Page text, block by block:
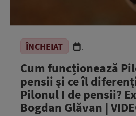
ÎNCHEIAT .
Cum funcționează
pensii și ce îl
Pilonul I de pensii?
Bogdan Glăvan |